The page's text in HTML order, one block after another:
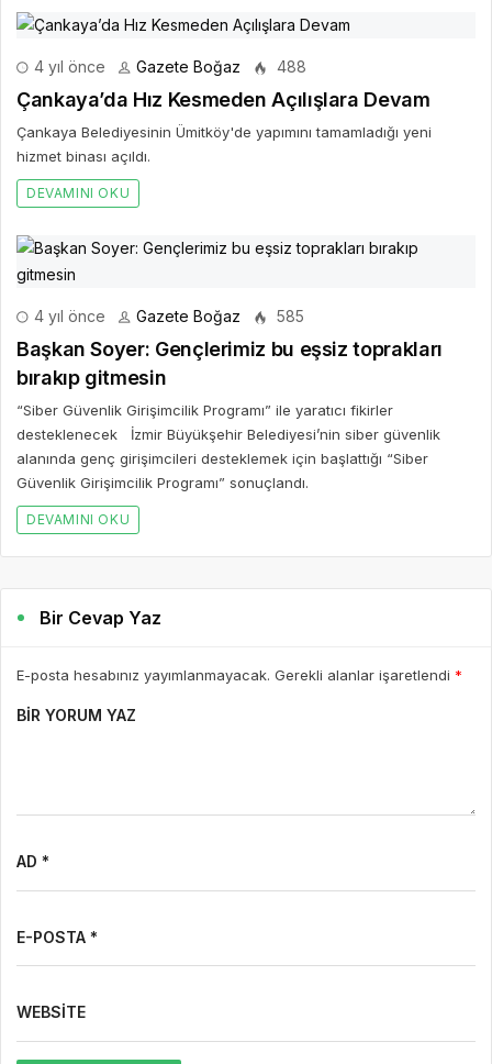
4 yıl önce Gazete Boğaz 488
Çankaya’da Hız Kesmeden Açılışlara Devam
Çankaya Belediyesinin Ümitköy'de yapımını tamamladığı yeni
hizmet binası açıldı.
DEVAMINI OKU
4 yıl önce Gazete Boğaz 585
Başkan Soyer: Gençlerimiz bu eşsiz toprakları
bırakıp gitmesin
“Siber Güvenlik Girişimcilik Programı” ile yaratıcı fikirler
desteklenecek İzmir Büyükşehir Belediyesi’nin siber güvenlik
alanında genç girişimcileri desteklemek için başlattığı “Siber
Güvenlik Girişimcilik Programı” sonuçlandı.
DEVAMINI OKU
Bir Cevap Yaz
E-posta hesabınız yayımlanmayacak. Gerekli alanlar işaretlendi *
BIR YORUM YAZ
AD *
E-POSTA *
WEBSITE